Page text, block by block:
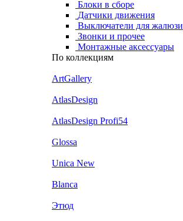
Блоки в сборе
Датчики движения
Выключатели для жалюзи
Звонки и прочее
Монтажные аксессуары
По коллекциям
ArtGallery
AtlasDesign
AtlasDesign Profi54
Glossa
Unica New
Blanca
Этюд